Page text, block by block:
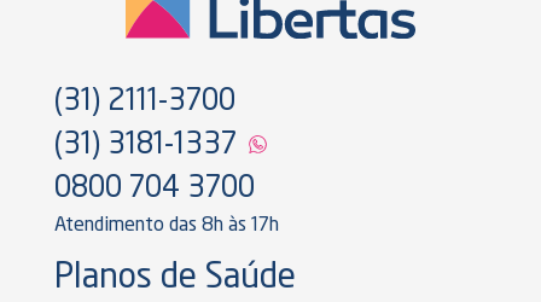
(31) 2111-3700
(31) 3181-1337
0800 704 3700
Atendimento das 8h às 17h
Planos de Saúde